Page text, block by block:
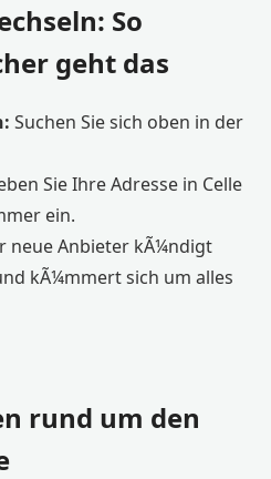
So
geht das
Suchen Sie sich oben in der
Sie Ihre Adresse in Celle
ein.
neue Anbieter kÃ¼ndigt
kÃ¼mmert sich um alles
rund um den